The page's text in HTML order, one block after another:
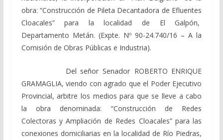
obra: “Construcción de Pileta Decantadora de Efluentes
Cloacales” para la localidad de El Galpón,
Departamento Metán. (Expte. Nº 90-24.740/16 – A la
Comisión de Obras Públicas e Industria).
Del señor Senador ROBERTO ENRIQUE
GRAMAGLIA, viendo con agrado que el Poder Ejecutivo
Provincial, arbitre los medios para que se lleve a cabo
la obra denominada: “Construcción de Redes
Colectoras y Ampliación de Redes Cloacales” para las
conexiones domiciliarias en la localidad de Río Piedras,